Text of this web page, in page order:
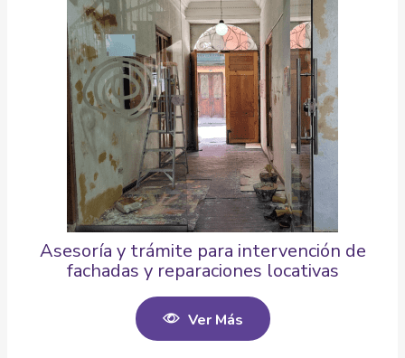
Asesoría y trámite para intervención de
fachadas y reparaciones locativas
Ver Más